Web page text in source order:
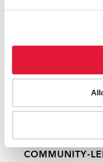
COMMUNITY-